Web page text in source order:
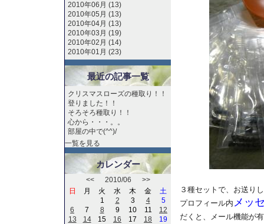
３種セットで、お送り
プロフィール内 メッ
だくと、メール機能が
2010年06月 (13)
2010年05月 (13)
2010年04月 (13)
2010年03月 (19)
2010年02月 (14)
2010年01月 (23)
最近の記事一覧
クリスマスローズの種取り！！
登りました！！
そろそろ種取り！！
心から・・・。。
部屋の中で(^^)/
一覧を見る
カレンダー
<<2010/06 >>
日
月 火 水 木 金
土
1
2 3 4
5
6
7 8 9 10 11
12
13
14 15 16 17 18
19